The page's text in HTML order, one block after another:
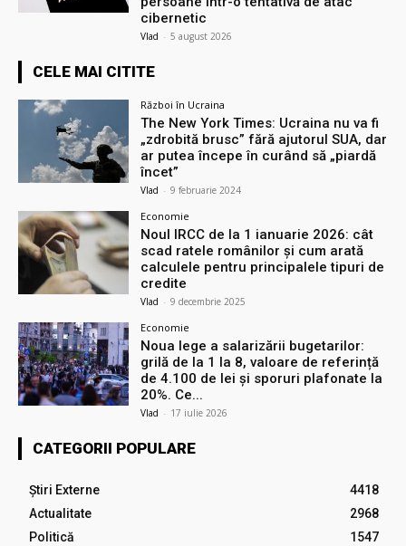
cibernetic
Vlad - 5 august 2026
CELE MAI CITITE
Război în Ucraina
The New York Times: Ucraina nu va fi
„zdrobită brusc” fără ajutorul SUA, dar
ar putea începe în curând să „piardă
încet”
Vlad - 9 februarie 2024
Economie
Noul IRCC de la 1 ianuarie 2026: cât
scad ratele românilor și cum arată
calculele pentru principalele tipuri de
credite
Vlad - 9 decembrie 2025
Economie
Noua lege a salarizării bugetarilor:
grilă de la 1 la 8, valoare de referință
de 4.100 de lei și sporuri plafonate la
20%. Ce...
Vlad - 17 iulie 2026
CATEGORII POPULARE
Știri Externe
4418
Actualitate
2968
Politică
1547